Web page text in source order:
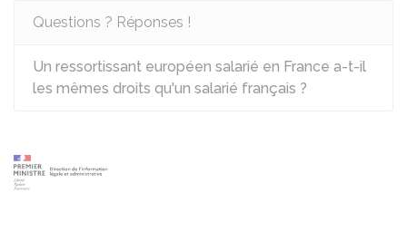
Questions ? Réponses !
Un ressortissant européen salarié en France a-t-il
les mêmes droits qu'un salarié français ?